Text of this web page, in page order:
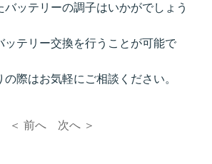
バッテリーの調子はいかがでしょう
ッテリー交換を行うことが可能で
の際はお気軽にご相談ください。
＜ 前へ 次へ ＞